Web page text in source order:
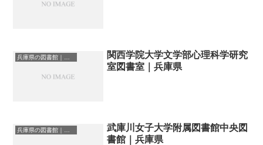
兵庫県の図書館｜勉強できる場所
関西学院大学文学部心理科学研究
室図書室｜兵庫県
武庫川女子大学附属図書館中央図
書館｜兵庫県